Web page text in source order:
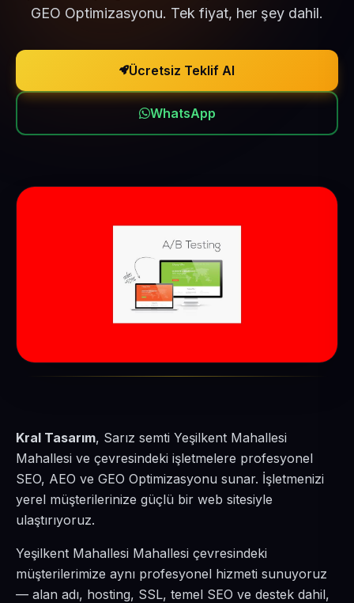
GEO Optimizasyonu. Tek fiyat, her şey dahil.
Ücretsiz Teklif Al
WhatsApp
Kral Tasarım, Sarız semti Yeşilkent Mahallesi
Mahallesi ve çevresindeki işletmelere profesyonel
SEO, AEO ve GEO Optimizasyonu sunar. İşletmenizi
yerel müşterilerinize güçlü bir web sitesiyle
ulaştırıyoruz.
Yeşilkent Mahallesi Mahallesi çevresindeki
müşterilerimize aynı profesyonel hizmeti sunuyoruz
— alan adı, hosting, SSL, temel SEO ve destek dahil,